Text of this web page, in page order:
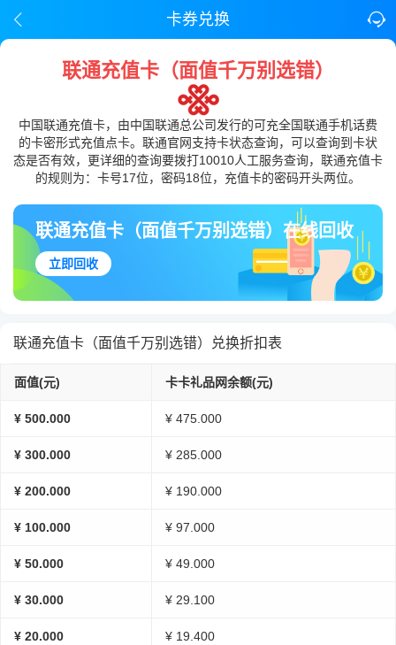
卡券兑换
联通充值卡（面值千万别选错）
中国联通充值卡，由中国联通总公司发行的可充全国联通手机话费
的卡密形式充值点卡。联通官网支持卡状态查询，可以查询到卡状
态是否有效，更详细的查询要拨打10010人工服务查询，联通充值卡
的规则为：卡号17位，密码18位，充值卡的密码开头两位。
联通充值卡（面值千万别选错）在线回收
立即回收
联通充值卡（面值千万别选错）兑换折扣表
面值(元) 卡卡礼品网余额(元)
¥ 500.000 ¥ 475.000
¥ 300.000 ¥ 285.000
¥ 200.000 ¥ 190.000
¥ 100.000 ¥ 97.000
¥ 50.000 ¥ 49.000
¥ 30.000 ¥ 29.100
¥ 20.000 ¥ 19.400